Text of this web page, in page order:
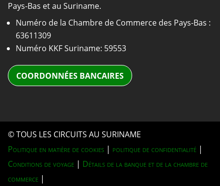
Pays-Bas et au Suriname.
Numéro de la Chambre de Commerce des Pays-Bas :
63611309
Numéro KKF Suriname: 59553
COORDONNÉES BANCAIRES
© TOUS LES CIRCUITS AU SURINAME
Politique en matière de cookies| politique de confidentialité|
Conditions de voyage| Détails de la banque et de la chambre de
commerce|